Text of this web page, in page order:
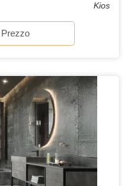
Kios
Prezzo